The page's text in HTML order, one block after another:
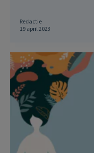
Redactie
19 april 2023